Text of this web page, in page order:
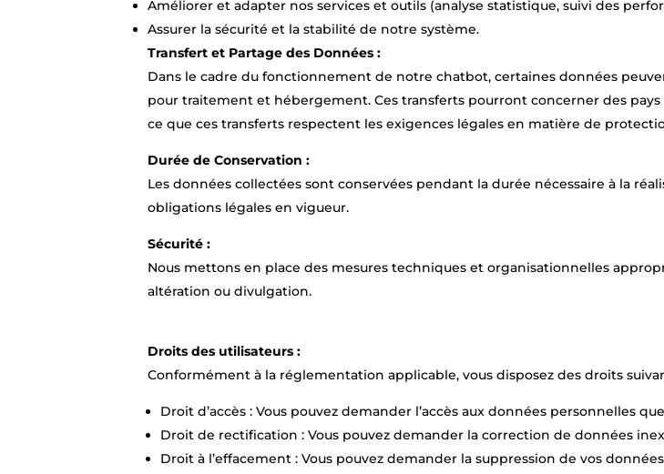
Améliorer et adapter nos services et outils (analyse statistique, suivi des
Assurer la sécurité et la stabilité de notre système.
Transfert et Partage des Données :
Dans le cadre du fonctionnement de notre chatbot, certaines données
pour traitement et hébergement. Ces transferts pourront concerner des pays
ce que ces transferts respectent les exigences légales en matière de
Durée de Conservation :
Les données collectées sont conservées pendant la durée nécessaire à la
obligations légales en vigueur.
Sécurité :
Nous mettons en place des mesures techniques et organisationnelles
altération ou divulgation.
Droits des utilisateurs :
Conformément à la réglementation applicable, vous disposez des droits
Droit d’accès : Vous pouvez demander l’accès aux données personnelles
Droit de rectification : Vous pouvez demander la correction de données
Droit à l’effacement : Vous pouvez demander la suppression de vos